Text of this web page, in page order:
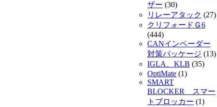
ザー (30)
リレーアタック (27)
クリフォードＧ6
(444)
CANインベーダー
対策パッケージ (13)
IGLA、KLB (35)
OptiMate (1)
SMART
BLOCKER スマー
トブロッカー (1)